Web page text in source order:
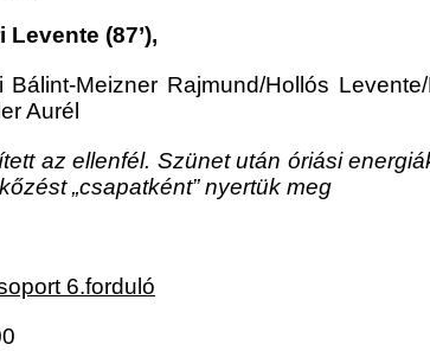
Levente (87’),
Meizner Rajmund/Hollós
Aurél
az ellenfél. Szünet után óriási
„csapatként” nyertük meg
6.forduló